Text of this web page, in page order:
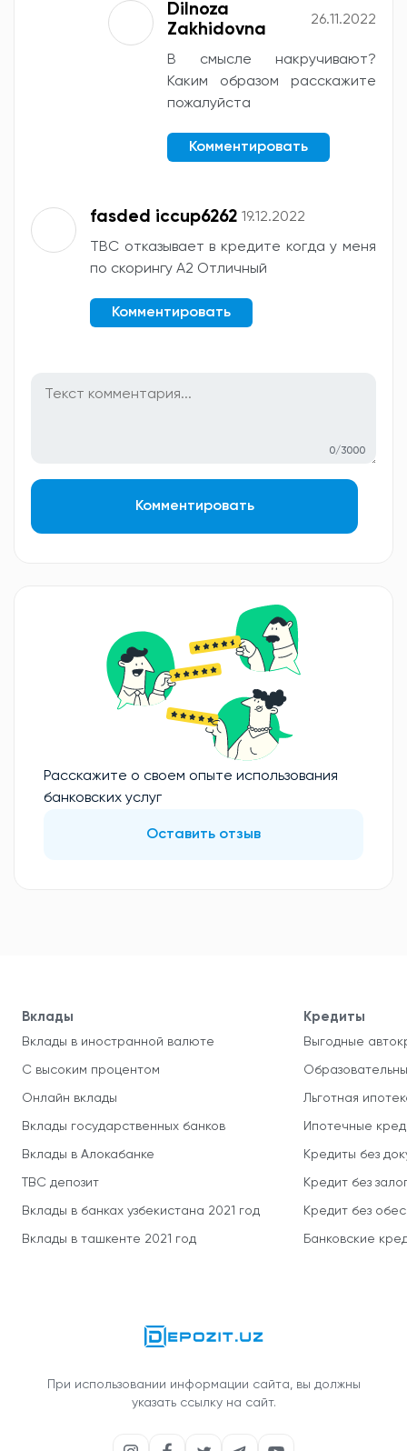
Dilnoza
Zakhidovna
26.11.2022
В смысле накручивают?
Каким образом расскажите
пожалуйста
Комментировать
fasded iccup6262 19.12.2022
TBC отказывает в кредите когда у меня
по скорингу А2 Отличный
Комментировать
0/3000
Комментировать
Расскажите о своем опыте использования
банковских услуг
Оставить отзыв
Вклады
Вклады в иностранной валюте
С высоким процентом
Онлайн вклады
Вклады государственных банков
Вклады в Алокабанке
TBC депозит
Вклады в банках узбекистана 2021 год
Вклады в ташкенте 2021 год
Кредиты
Выгодные
Льготная
Ипотечные
Кредиты без
Кредит без
Кредит без
Банковские
При использовании информации сайта, вы должны
указать ссылку на сайт.